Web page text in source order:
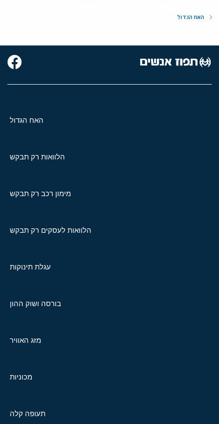
האח הגדול
האח הגדול
הלוואות רק תבקש
מימון רכב רק תבקש
הלוואות לעסקים רק תבקש
עגלת תינוקות
בורסה ושוק ההון
מזג האוויר
מכוניות
תעופה קלה